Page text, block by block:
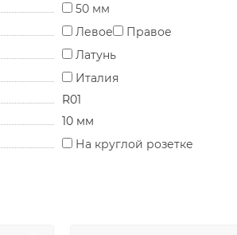
50 мм
Левое
Правое
Латунь
Италия
R01
10 мм
На круглой розетке